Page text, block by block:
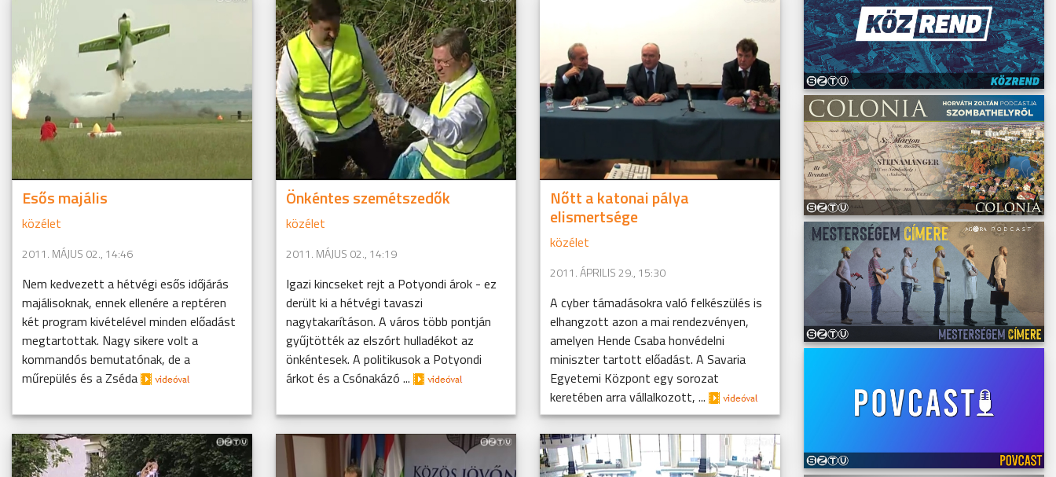
Esős majális
közélet
2011. MÁJUS 02., 14:46
Nem kedvezett a hétvégi esős időjárás
majálisoknak, ennek ellenére a reptéren
két program kivételével minden előadást
megtartottak. Nagy sikere volt a
kommandós bemutatónak, de a
műrepülés és a Zséda
Önkéntes szemétszedők
közélet
2011. MÁJUS 02., 14:19
Igazi kincseket rejt a Potyondi árok - ez
derült ki a hétvégi tavaszi
nagytakarításon. A város több pontján
gyűjtötték az elszórt hulladékot az
önkéntesek. A politikusok a Potyondi
árkot és a Csónakázó ...
Nőtt a katonai pálya
elismertsége
közélet
2011. ÁPRILIS 29., 15:30
A cyber támadásokra való felkészülés is
elhangzott azon a mai rendezvényen,
amelyen Hende Csaba honvédelni
miniszter tartott előadást. A Savaria
Egyetemi Központ egy sorozat
keretében arra vállalkozott, ...